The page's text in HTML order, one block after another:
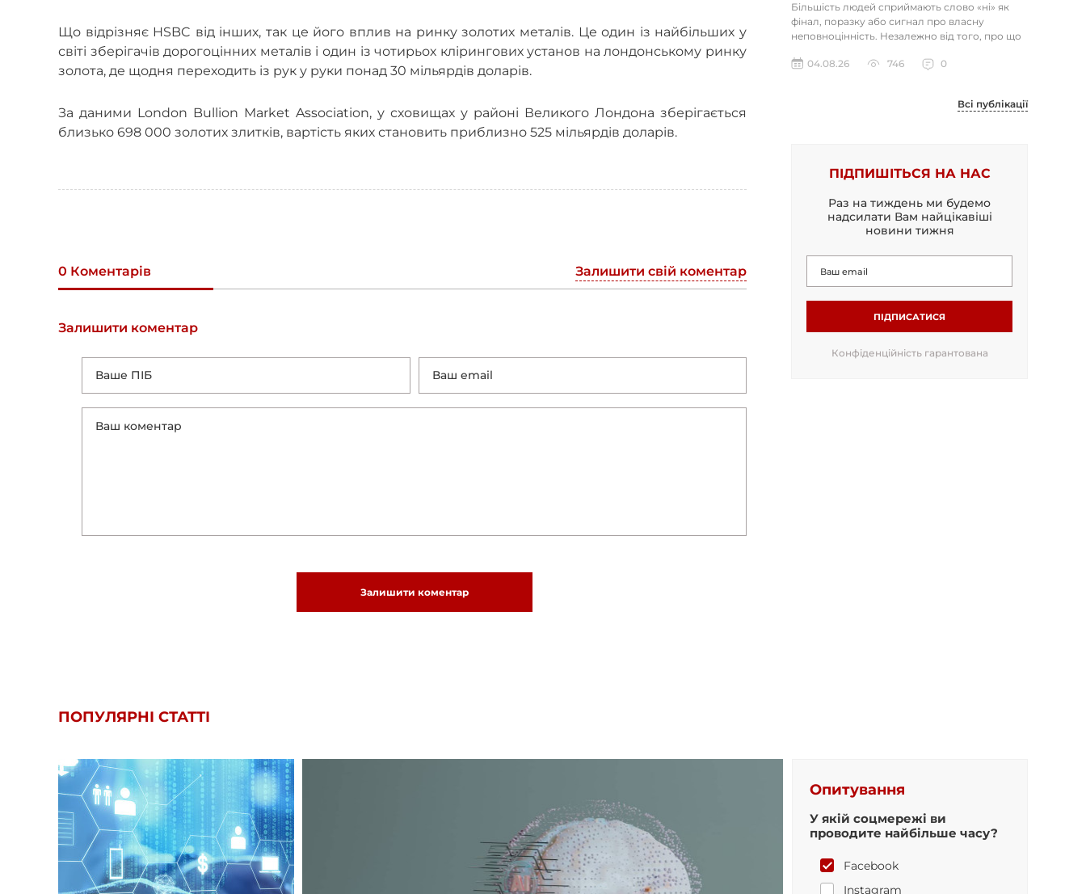
Що відрізняє HSBC від інших, так це його вплив на ринку золотих металів. Це один із найбільших у
світі зберігачів дорогоцінних металів і один із чотирьох клірингових установ на лондонському ринку
золота, де щодня переходить із рук у руки понад 30 мільярдів доларів.
За даними London Bullion Market Association, у сховищах у районі Великого Лондона зберігається
близько 698 000 золотих злитків, вартість яких становить приблизно 525 мільярдів доларів.
0 Коментарів Залишити свій коментар
Залишити коментар
Залишити коментар
Більшість людей сприймають слово «ні» як
фінал, поразку або сигнал про власну
неповноцінність. Незалежно від того, про що
04.08.26
746 0
Всі публікації
ПІДПИШІТЬСЯ НА НАС
Раз на тиждень ми будемо
надсилати Вам найцікавіші
новини тижня
ПІДПИСАТИСЯ
Конфіденційність гарантована
ПОПУЛЯРНІ СТАТТІ
Опитування
У якій соцмережі ви
проводите найбільше часу?
Facebook
Instagram